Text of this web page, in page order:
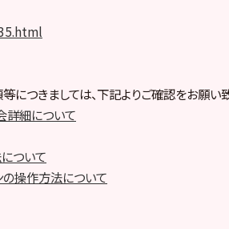
につきましては、下記よりご確認をお願い
詳細について
ついて
操作方法について